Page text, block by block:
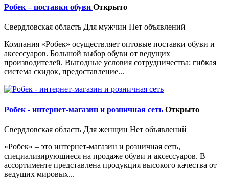
Робек – поставки обуви Открыто
Свердловская область Для мужчин Нет объявлений
Компания «Робек» осуществляет оптовые поставки обуви и
аксессуаров. Большой выбор обуви от ведущих
производителей. Выгодные условия сотрудничества: гибкая
система скидок, предоставление...
Робек - интернет-магазин и розничная сеть Открыто
Свердловская область Для женщин Нет объявлений
«Робек» – это интернет-магазин и розничная сеть,
специализирующиеся на продаже обуви и аксессуаров. В
ассортименте представлена продукция высокого качества от
ведущих мировых...